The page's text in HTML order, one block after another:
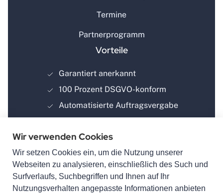
Termine
Partnerprogramm
Vorteile
Garantiert anerkannt
100 Prozent DSGVO-konform
Automatisierte Auftragsvergabe
powered by
Wir verwenden Cookies
Wir setzen Cookies ein, um die Nutzung unserer
Webseiten zu analysieren, einschließlich des Such und
Surfverlaufs, Suchbegriffen und Ihnen auf Ihr
Nutzungsverhalten angepasste Informationen anbieten